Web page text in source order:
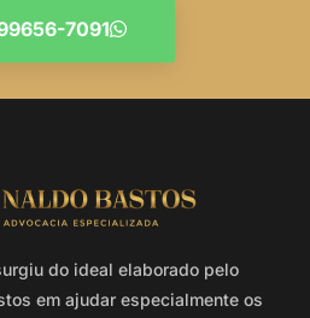
7091
do ideal elaborado pelo
em ajudar especialmente os